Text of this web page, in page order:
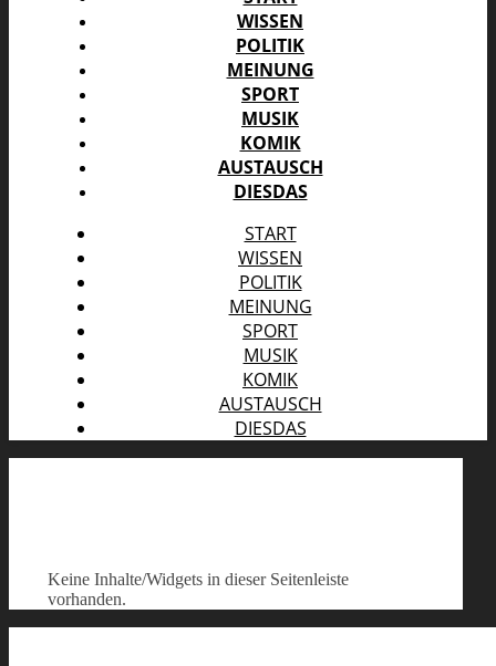
WISSEN
POLITIK
MEINUNG
SPORT
MUSIK
KOMIK
AUSTAUSCH
DIESDAS
START
WISSEN
POLITIK
MEINUNG
SPORT
MUSIK
KOMIK
AUSTAUSCH
DIESDAS
Keine Inhalte/Widgets in dieser Seitenleiste
vorhanden.